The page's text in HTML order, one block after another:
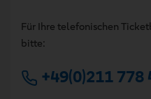
Für Ihre telefonischen
bitte:
+49(0)211 778